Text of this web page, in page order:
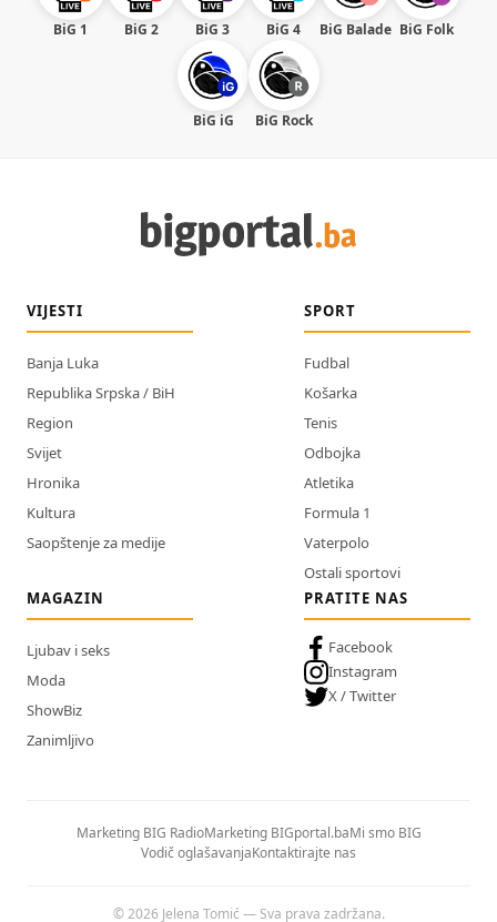
BiG 1 BiG 2 BiG 3 BiG 4 BiG Balade BiG Folk
BiG iG BiG Rock
VIJESTI
Banja Luka
Republika Srpska / BiH
Region
Svijet
Hronika
Kultura
Saopštenje za medije
SPORT
Fudbal
Košarka
Tenis
Odbojka
Atletika
Formula 1
Vaterpolo
Ostali sportovi
MAGAZIN
Ljubav i seks
Moda
ShowBiz
Zanimljivo
PRATITE NAS
Facebook
Instagram
X / Twitter
Marketing BIG RadioMarketing BIGportal.baMi smo BIG
Vodič oglašavanjaKontaktirajte nas
© 2026 Jelena Tomić — Sva prava zadržana.